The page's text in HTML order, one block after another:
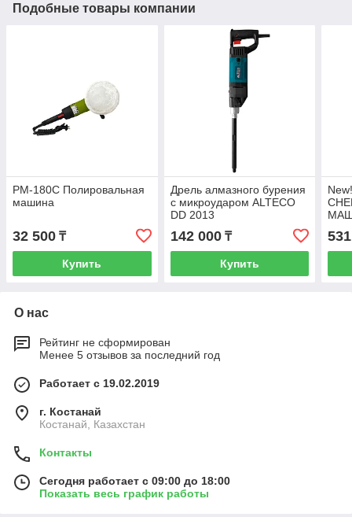
Подобные товары компании
PM-180C Полировальная
машина
32 500 ₸
Купить
Дрель алмазного бурения
с микроударом ALTECO
DD 2013
142 000₸
Купить
О нас
Рейтинг не сформирован
Менее 5 отзывов за последний год
Работает с 19.02.2019
г. Костанай
Костанай, Казахстан
Контакты
Сегодня работает с 09:00 до 18:00
Показать весь график работы